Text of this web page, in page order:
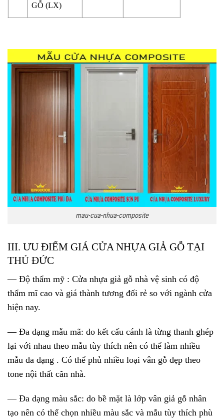
GỖ (LX)
mau-cua-nhua-composite
III. ƯU ĐIỂM GIÁ CỬA NHỰA GIẢ GỖ TẠI
THỦ ĐỨC
— Độ thẩm mỹ : Cửa nhựa giả gỗ nhà vệ sinh có độ
thẩm mĩ cao và giá thành tương đối rẻ so với ngành cửa
hiện nay.
— Đa dạng mẫu mã: do kết cấu cánh là từng thanh ghép
lại với nhau theo mẫu tùy thích nên có thể làm nhiều
mẫu đa dạng . Có thể phủ nhiều loại vân gỗ đẹp theo
tone nội thất căn nhà.
— Đa dạng màu sắc: do bề mặt là lớp vân giả gỗ nhân
tạo nên có thể chọn nhiều màu sắc và mẫu tùy thích phù